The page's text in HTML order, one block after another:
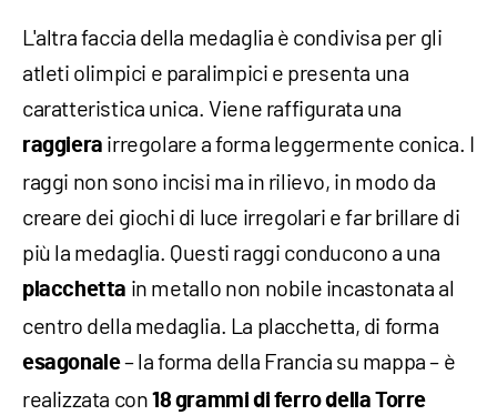
L'altra faccia della medaglia è condivisa per gli
atleti olimpici e paralimpici e presenta una
caratteristica unica. Viene raffigurata una
raggiera irregolare a forma leggermente conica. I
raggi non sono incisi ma in rilievo, in modo da
creare dei giochi di luce irregolari e far brillare di
più la medaglia. Questi raggi conducono a una
placchetta in metallo non nobile incastonata al
centro della medaglia. La placchetta, di forma
esagonale– la forma della Francia su mappa – è
realizzata con 18 grammi di ferro della Torre